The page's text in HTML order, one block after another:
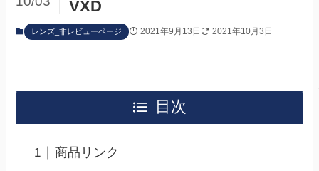
VXD
レンズ_非レビューページ 2021年9月13日 2021年10月3日
目次
商品リンク